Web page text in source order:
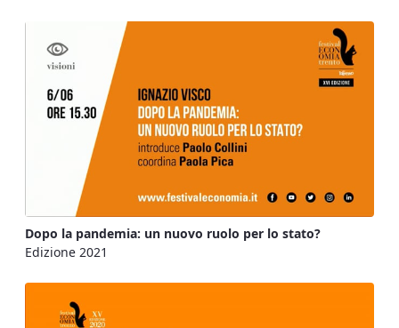
Dopo la pandemia: un nuovo ruolo per lo stato?
Edizione 2021